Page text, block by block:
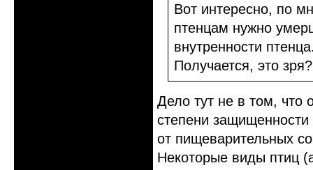
Вот интересно, по
птенцам нужно
внутренности
Получается, это зря?
Дело тут не в том, что
степени
от пищеварительных
Некоторые виды птиц